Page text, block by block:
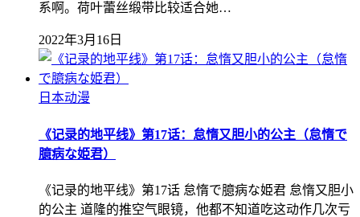
系啊。荷叶蕾丝缎带比较适合她…
2022年3月16日
日本动漫
《记录的地平线》第17话：怠惰又胆小的公主（怠惰で
臆病な姫君）
《记录的地平线》第17话 怠惰で臆病な姫君 怠惰又胆小
的公主 道隆的推空气眼镜，他都不知道吃这动作几次亏